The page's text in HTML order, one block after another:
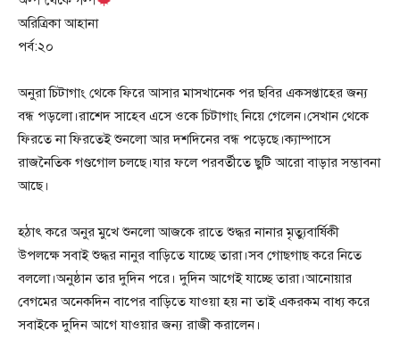
অরিত্রিকা আহানা
পর্ব:২০
অনুরা চিটাগাং থেকে ফিরে আসার মাসখানেক পর ছবির একসপ্তাহের জন্য
বন্ধ পড়লো।রাশেদ সাহেব এসে ওকে চিটাগাং নিয়ে গেলেন।সেখান থেকে
ফিরতে না ফিরতেই শুনলো আর দশদিনের বন্ধ পড়েছে।ক্যাম্পাসে
রাজনৈতিক গণ্ডগোল চলছে।যার ফলে পরবর্তীতে ছুটি আরো বাড়ার সম্ভাবনা
আছে।
হঠাৎ করে অনুর মুখে শুনলো আজকে রাতে শুদ্ধর নানার মৃত্যুবার্ষিকী
উপলক্ষে সবাই শুদ্ধর নানুর বাড়িতে যাচ্ছে তারা।সব গোছগাছ করে নিতে
বললো।অনুষ্ঠান তার দুদিন পরে। দুদিন আগেই যাচ্ছে তারা।আনোয়ার
বেগমের অনেকদিন বাপের বাড়িতে যাওয়া হয় না তাই একরকম বাধ্য করে
সবাইকে দুদিন আগে যাওয়ার জন্য রাজী করালেন।